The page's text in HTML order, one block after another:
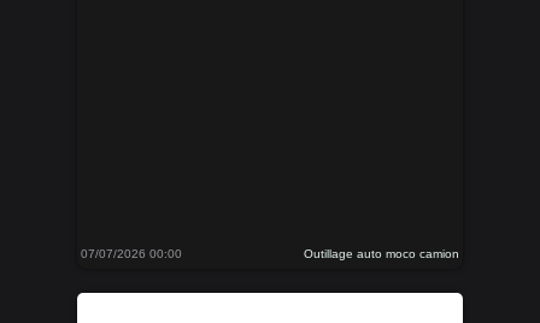
07/07/2026 00:00 Outillage auto moco camion